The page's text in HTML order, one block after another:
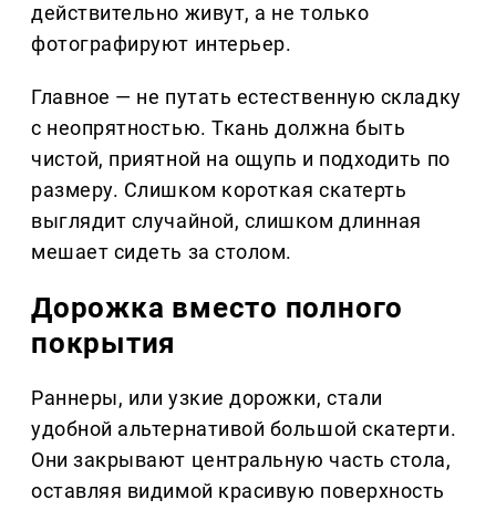
действительно живут, а не только
фотографируют интерьер.
Главное — не путать естественную складку
с неопрятностью. Ткань должна быть
чистой, приятной на ощупь и подходить по
размеру. Слишком короткая скатерть
выглядит случайной, слишком длинная
мешает сидеть за столом.
Дорожка вместо полного
покрытия
Раннеры, или узкие дорожки, стали
удобной альтернативой большой скатерти.
Они закрывают центральную часть стола,
оставляя видимой красивую поверхность